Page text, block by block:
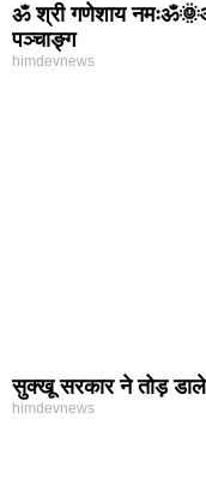
ॐ श्री गणेशाय
पञ्चाङ्ग
himdevnews
सुक्खू सरकार ने तोड़ डाले
himdevnews